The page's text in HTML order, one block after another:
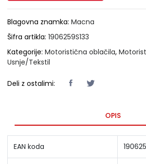
Blagovna znamka: Macna
Šifra artikla: 1906259S133
Kategorije: Motoristična oblačila,
Usnje/Tekstil
Deli z ostalimi:
OPIS
EAN koda